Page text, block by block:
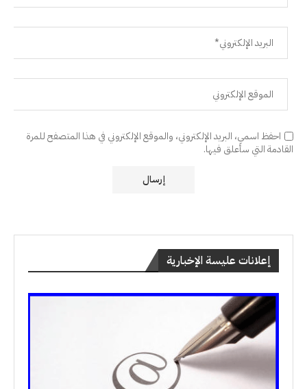
احفظ اسمي، البريد الإلكتروني، والموقع الإلكتروني في هذا المتصفح للمرة
القادمة التي سأعلق فيها.
إعلانات عليسة الإخبارية